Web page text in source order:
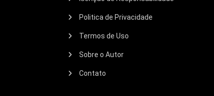
Politica de Privacidade
Termos de Uso
Sobre o Autor
Contato